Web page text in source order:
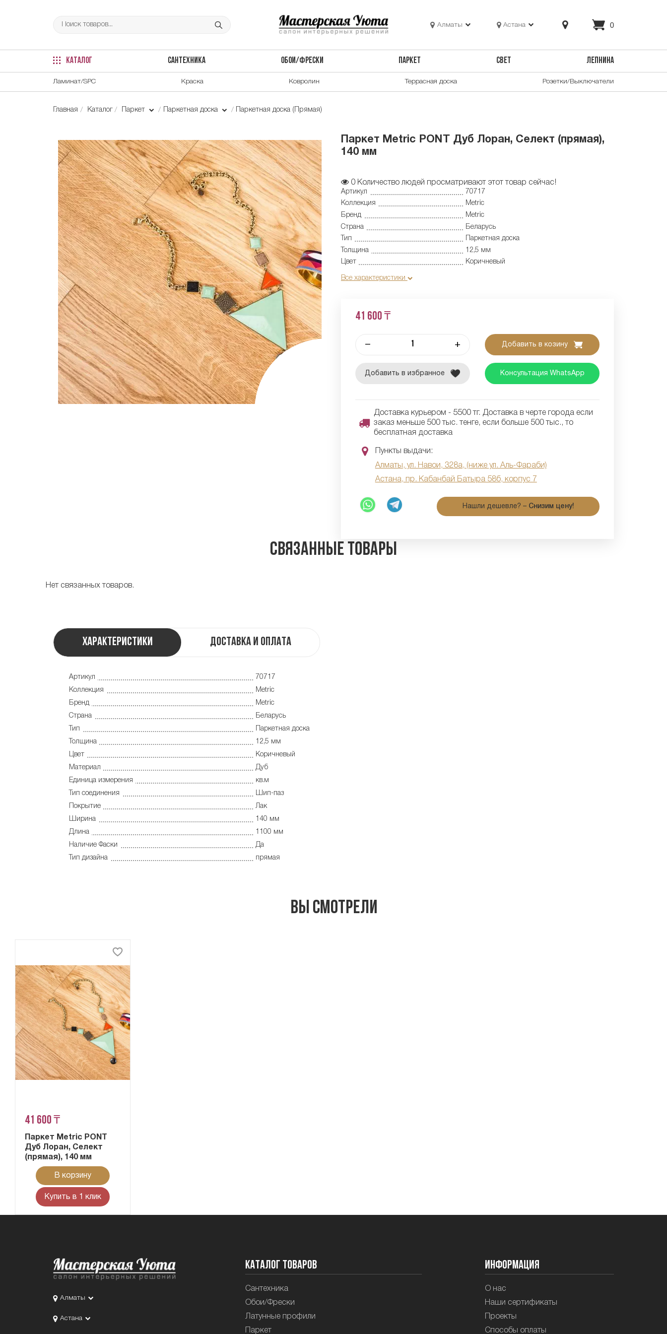
Алматы Астана 0
КАТАЛОГ САНТЕХНИКА ОБОИ/ФРЕСКИ ПАРКЕТ СВЕТ ЛЕПНИНА
Ламинат/SPC Краска Ковролин Террасная доска Розетки/Выключатели
Главная Каталог Паркет Паркетная доска Паркетная доска (Прямая)
Паркет Metric PONT Дуб Лоран, Селект (прямая),
140 мм
0 Количество людей просматривают этот товар сейчас!
Артикул
70717
Коллекция
Metric
Бренд
Metric
Страна
Беларусь
Тип
Паркетная доска
Толщина
12,5 мм
Цвет
Коричневый
Все характеристики
41 600 ₸
– + Добавить в козину
Добавить в избранное Консультация WhatsApp
Доставка курьером - 5500 тг. Доставка в черте города если
заказ меньше 500 тыс. тенге, если больше 500 тыс., то
бесплатная доставка
Пункты выдачи:
Алматы, ул. Навои, 328а, (ниже ул. Аль-Фараби)
Астана, пр. Кабанбай Батыра 58б, корпус 7
Нашли дешевле? – Снизим цену!
Связанные товары
Нет связанных товаров.
Характеристики Доставка и оплата
Артикул
70717
Коллекция
Metric
Бренд
Metric
Страна
Беларусь
Тип
Паркетная доска
Толщина
12,5 мм
Цвет
Коричневый
Материал
Дуб
Единица измерения
кв.м
Тип соединения
Шип-паз
Покрытие
Лак
Ширина
140 мм
Длина
1100 мм
Наличие Фаски
Да
Тип дизайна
прямая
Вы смотрели
41 600 ₸
Паркет Metric PONT
Дуб Лоран, Селект
(прямая), 140 мм
В корзину
Купить в 1 клик
Алматы
Астана
Каталог товаров
Сантехника
Обои/Фрески
Латунные профили
Паркет
Информация
О нас
Наши сертификаты
Проекты
Способы оплаты